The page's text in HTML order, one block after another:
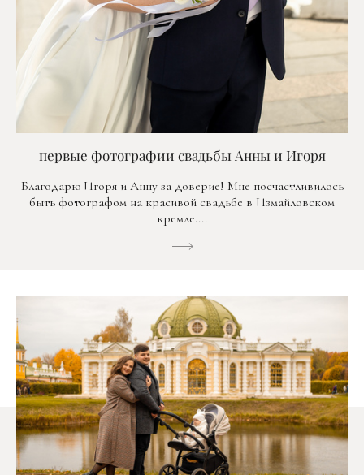
первые фотографии свадьбы Анны и Игоря
Благодарю Игоря и Анну за доверие! Мне посчастливилось
быть фотографом на красивой свадьбе в Измайловском
кремле....